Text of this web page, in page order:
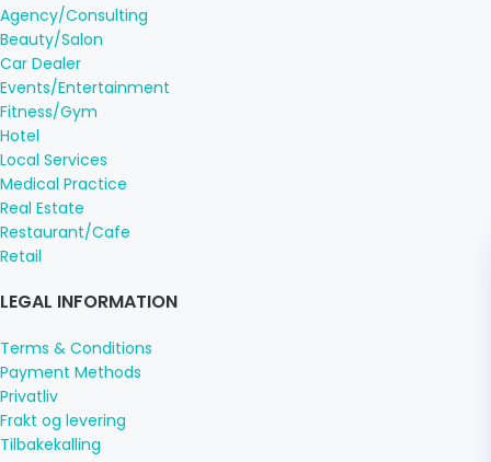
Agency/Consulting
Beauty/Salon
Car Dealer
Events/Entertainment
Fitness/Gym
Hotel
Local Services
Medical Practice
Real Estate
Restaurant/Cafe
Retail
LEGAL INFORMATION
Terms & Conditions
Payment Methods
Privatliv
Frakt og levering
Tilbakekalling